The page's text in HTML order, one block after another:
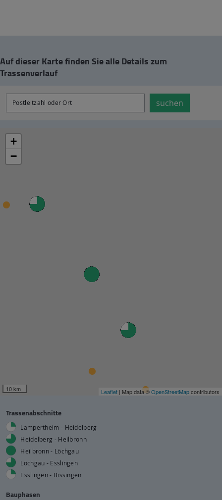
Auf dieser Karte finden Sie alle Details zum
Trassenverlauf
suchen
+
−
10 km Leaflet | Map data ©OpenStreetMapcontributors
Trassenabschnitte
Lampertheim - Heidelberg
Heidelberg - Heilbronn
Heilbronn - Löchgau
Löchgau - Esslingen
Esslingen - Bissingen
Bauphasen